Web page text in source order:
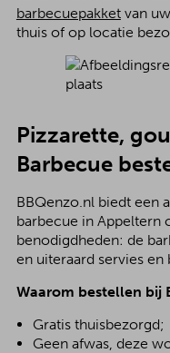
barbecuepakketvan
thuis of op locatie
Pizzarette,
Barbecue
BBQenzo.nl biedt een
barbecue in Appeltern
benodigdheden: de
en uiteraard servies en
Waarom bestellen bij
Gratis thuisbezorgd;
Geen afwas, deze